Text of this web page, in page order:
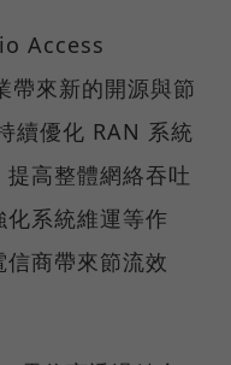
Access
來新的開源與節
續優化 RAN 系統
高整體網絡吞吐
系統維運等作
商帶來節流效